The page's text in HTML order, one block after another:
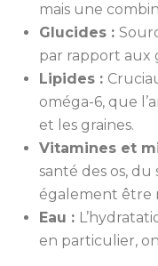
mais une
Glucides :
par rapport aux
Lipides :
oméga-6, que
et les graines.
Vitamines et
santé des os,
également être
Eau :
en particulier,